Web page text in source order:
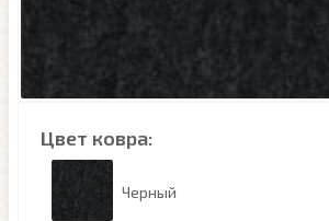
Цвет ковра:
Черный